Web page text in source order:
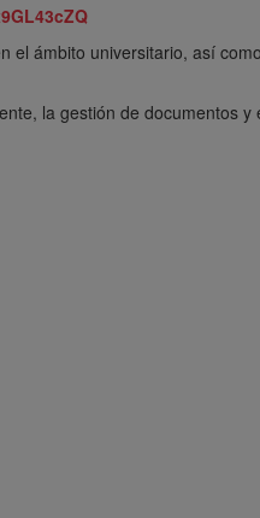
el ámbito universitario, así
la gestión de documentos y